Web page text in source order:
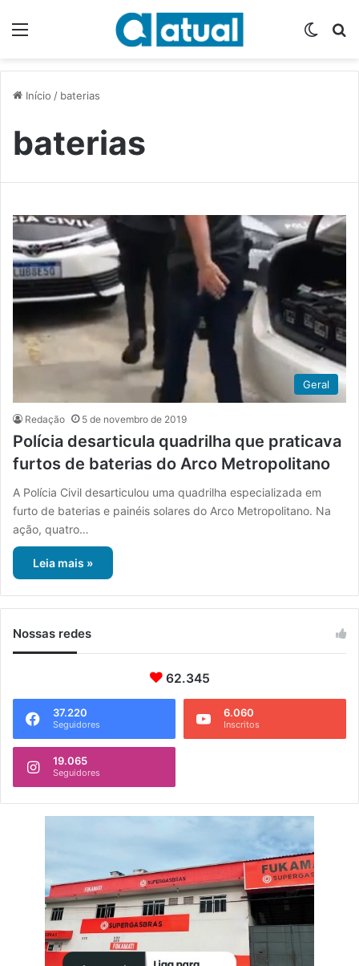
Início / baterias
baterias
Geral
Redação 5 de novembro de 2019
Polícia desarticula quadrilha que praticava
furtos de baterias do Arco Metropolitano
A Polícia Civil desarticulou uma quadrilha especializada em
furto de baterias e painéis solares do Arco Metropolitano. Na
ação, quatro…
Leia mais »
Nossas redes
62.345
37.220
Seguidores
6.060
Inscritos
19.065
Seguidores